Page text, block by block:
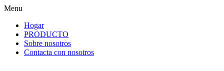
Menu
Hogar
PRODUCTO
Sobre nosotros
Contacta con nosotros